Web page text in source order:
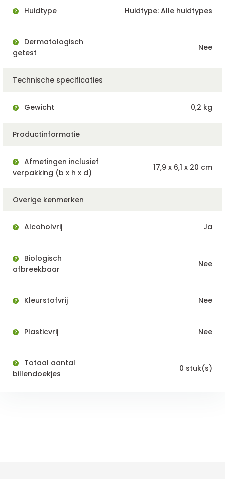
Huidtype Huidtype: Alle huidtypes
Dermatologisch
getest
Nee
Technische specificaties
Gewicht 0,2 kg
Productinformatie
Afmetingen inclusief
verpakking (b x h x d)
17,9 x 6,1 x 20 cm
Overige kenmerken
Alcoholvrij Ja
Biologisch
afbreekbaar
Nee
Kleurstofvrij Nee
Plasticvrij Nee
Totaal aantal
billendoekjes
0 stuk(s)